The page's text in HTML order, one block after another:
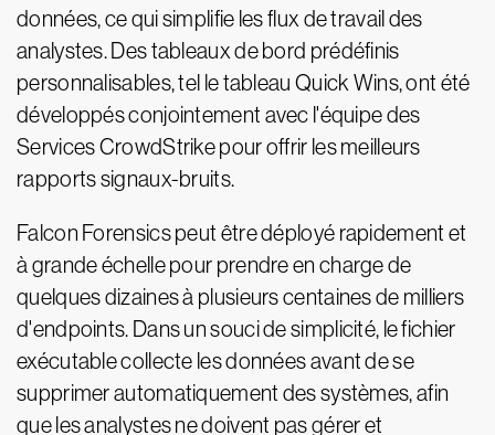
données, ce qui simplifie les flux de travail des
analystes. Des tableaux de bord prédéfinis
personnalisables, tel le tableau Quick Wins, ont été
développés conjointement avec l'équipe des
Services CrowdStrike pour offrir les meilleurs
rapports signaux-bruits.
Falcon Forensics peut être déployé rapidement et
à grande échelle pour prendre en charge de
quelques dizaines à plusieurs centaines de milliers
d'endpoints. Dans un souci de simplicité, le fichier
exécutable collecte les données avant de se
supprimer automatiquement des systèmes, afin
que les analystes ne doivent pas gérer et